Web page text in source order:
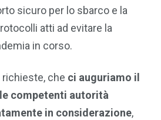
sicuro per lo sbarco e la
atti ad evitare la
in corso.
richieste, che ci auguriamo il
competenti autorità
in considerazione,